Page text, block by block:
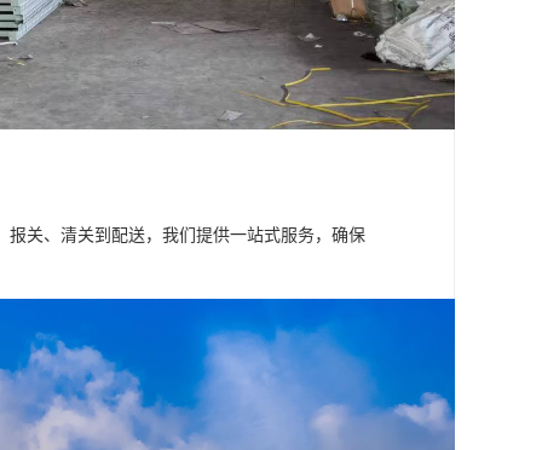
关、清关到配送，我们提供一站式服务，确保